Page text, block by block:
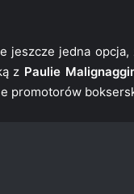
jeszcze jedna
z Paulie
promotorów